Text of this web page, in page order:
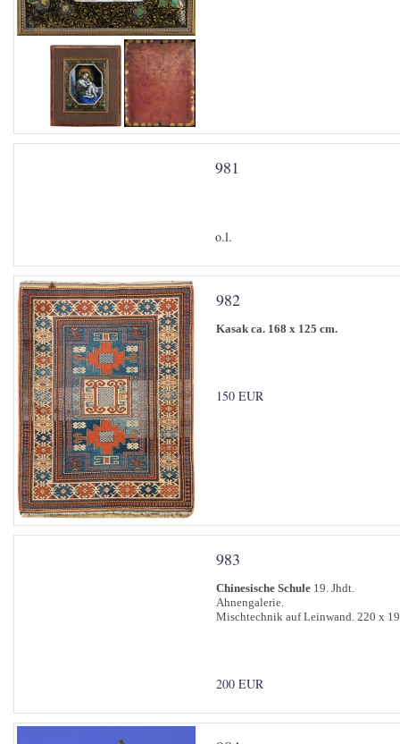
981
o.l.
982
Kasak ca. 168 x 125 cm.
150 EUR
983
Chinesische Schule 19. Jhdt.
Ahnengalerie.
Mischtechnik auf Leinwand. 220 x
200 EUR